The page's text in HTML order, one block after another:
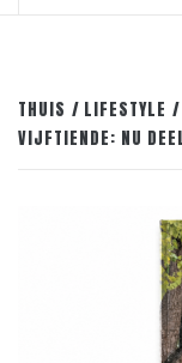
THUIS LIFESTYLE
VIJFTIENDE: NU